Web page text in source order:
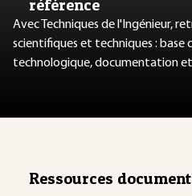
référence
Avec Techniques de l'Ingénieur,
scientifiques et techniques : base
technologique, documentation
Ressources